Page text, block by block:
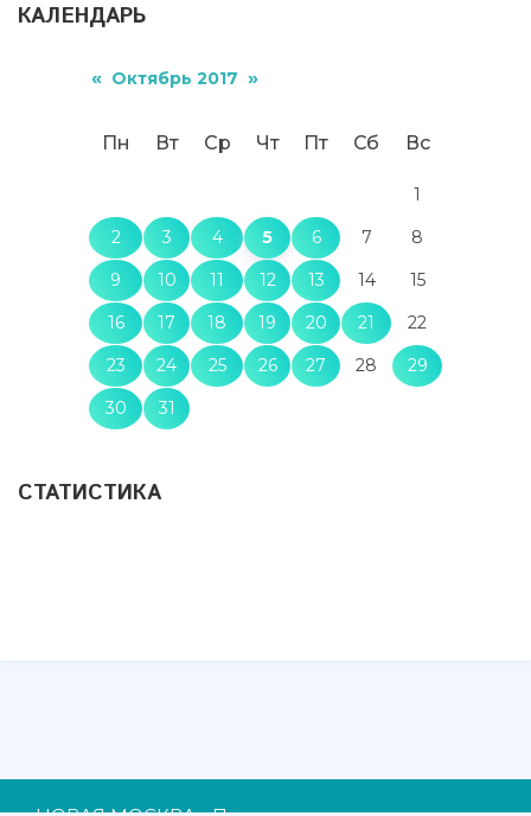
КАЛЕНДАРЬ
« Октябрь 2017 »
Пн Вт Ср Чт Пт Сб Вс
1
2
3 4 5 6 7
8
9
10 11 12 13 14
15
16
17 18 19 20 21
22
23
24 25 26 27 28
29
30
31
СТАТИСТИКА